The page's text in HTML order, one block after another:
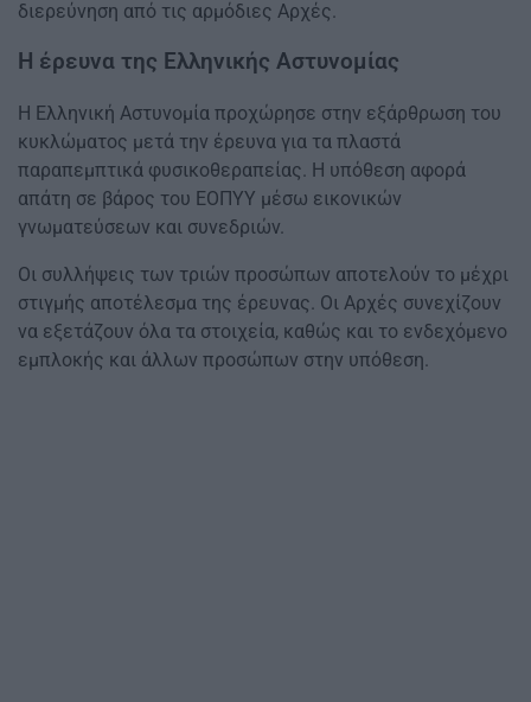
διερεύνηση από τις αρμόδιες Αρχές.
Η έρευνα της Ελληνικής Αστυνομίας
Η Ελληνική Αστυνομία προχώρησε στην εξάρθρωση του
κυκλώματος μετά την έρευνα για τα πλαστά
παραπεμπτικά φυσικοθεραπείας. Η υπόθεση αφορά
απάτη σε βάρος του ΕΟΠΥΥ μέσω εικονικών
γνωματεύσεων και συνεδριών.
Οι συλλήψεις των τριών προσώπων αποτελούν το μέχρι
στιγμής αποτέλεσμα της έρευνας. Οι Αρχές συνεχίζουν
να εξετάζουν όλα τα στοιχεία, καθώς και το ενδεχόμενο
εμπλοκής και άλλων προσώπων στην υπόθεση.